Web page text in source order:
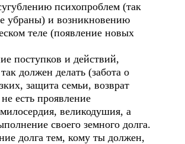
психопроблем (так
убраны) и возникновению
теле (появление новых
поступков и действий,
должен делать (забота о
защита семьи, возврат
есть проявление
великодушия, а
своего земного долга.
долга тем, кому ты должен,